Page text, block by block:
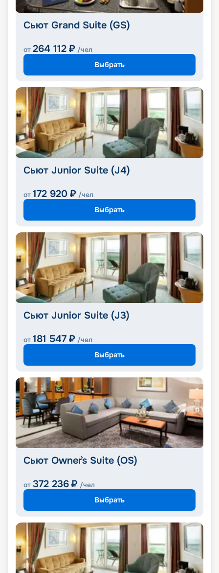
Сьют Grand Suite (GS)
от 264 112 ₽ /чел
Выбрать
Сьют Junior Suite (J4)
от 172 920 ₽ /чел
Выбрать
Сьют Junior Suite (J3)
от 181 547 ₽ /чел
Выбрать
Сьют Owner`s Suite (OS)
от 372 236 ₽ /чел
Выбрать